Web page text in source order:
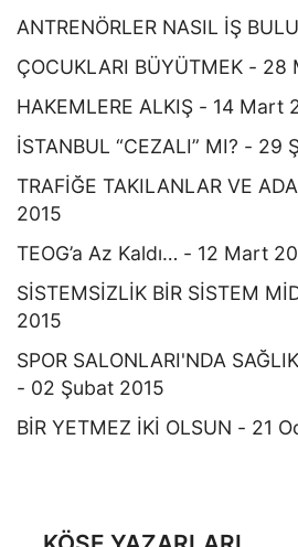
ANTRENÖRLER NASIL İŞ
ÇOCUKLARI BÜYÜTMEK - 28
HAKEMLERE ALKIŞ - 14 Mart
İSTANBUL “CEZALI” MI? - 29
TRAFİĞE TAKILANLAR VE
2015
TEOG’a Az Kaldı… - 12 Mart
SİSTEMSİZLİK BİR SİSTEM
2015
SPOR SALONLARI'NDA
- 02 Şubat 2015
BİR YETMEZ İKİ OLSUN - 21